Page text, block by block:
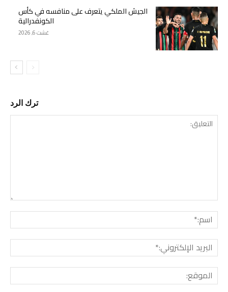
الجيش الملكي يتعرف على منافسه في كأس
الكونفدرالية
غشت 6, 2026
ترك الرد